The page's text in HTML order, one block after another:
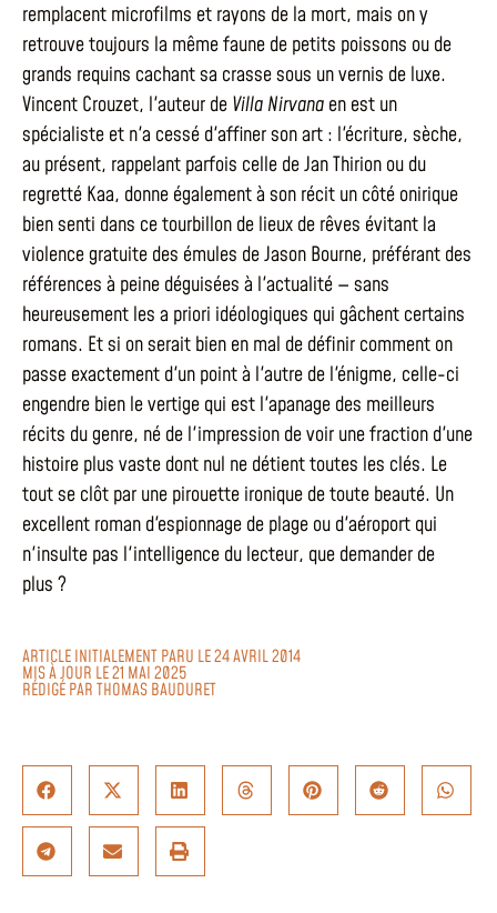
remplacent microfilms et rayons de la mort, mais on y
retrouve toujours la même faune de petits poissons ou de
grands requins cachant sa crasse sous un vernis de luxe.
Vincent Crouzet, l'auteur de Villa Nirvana en est un
spécialiste et n'a cessé d'affiner son art : l'écriture, sèche,
au présent, rappelant parfois celle de Jan Thirion ou du
regretté Kaa, donne également à son récit un côté onirique
bien senti dans ce tourbillon de lieux de rêves évitant la
violence gratuite des émules de Jason Bourne, préférant des
références à peine déguisées à l'actualité — sans
heureusement les a priori idéologiques qui gâchent certains
romans. Et si on serait bien en mal de définir comment on
passe exactement d'un point à l'autre de l'énigme, celle-ci
engendre bien le vertige qui est l'apanage des meilleurs
récits du genre, né de l'impression de voir une fraction d'une
histoire plus vaste dont nul ne détient toutes les clés. Le
tout se clôt par une pirouette ironique de toute beauté. Un
excellent roman d'espionnage de plage ou d'aéroport qui
n'insulte pas l'intelligence du lecteur, que demander de
plus ?
ARTICLE INITIALEMENT PARU LE 24 AVRIL 2014
MIS À JOUR LE 21 MAI 2025
RÉDIGÉ PARTHOMAS BAUDURET